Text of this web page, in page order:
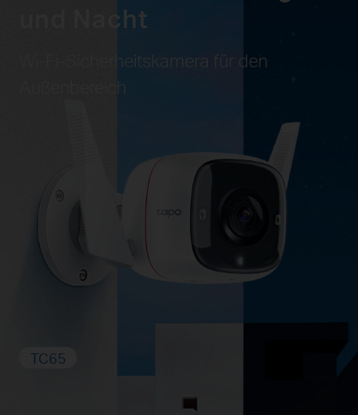
und Nacht
Wi-Fi-Sicherheitskamera für den
Außenbereich
TC65